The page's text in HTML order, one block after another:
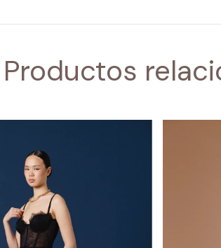
Productos